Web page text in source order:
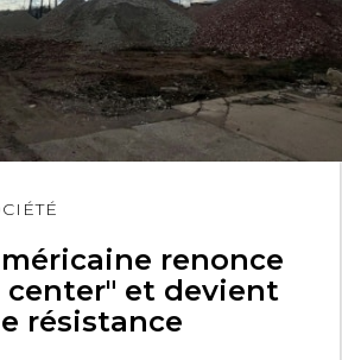
renonce
center" et devient
résistance